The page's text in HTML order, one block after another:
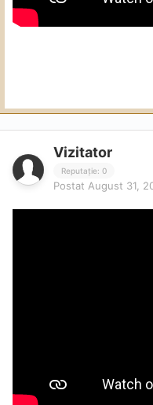
Vizitator
Reputație: 0
Postat August 31,